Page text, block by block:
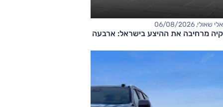
אלי שאולי, 06/08/2026
קיה מרחיבה את ההיצע בישראל: ארבעה דגמים חדשים בדרך